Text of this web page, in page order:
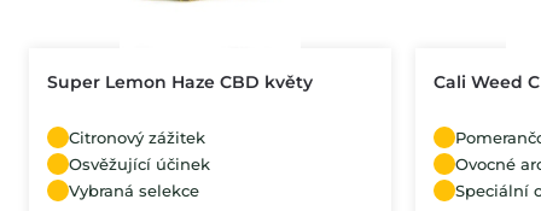
Super Lemon Haze CBD květy
Citronový zážitek
Osvěžující účinek
Vybraná selekce
Cali Weed
Ovocné
Speciální